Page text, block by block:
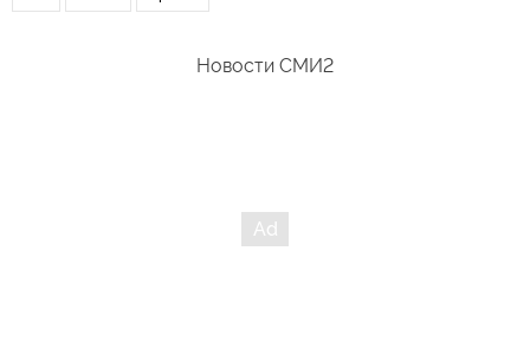
Новости СМИ2